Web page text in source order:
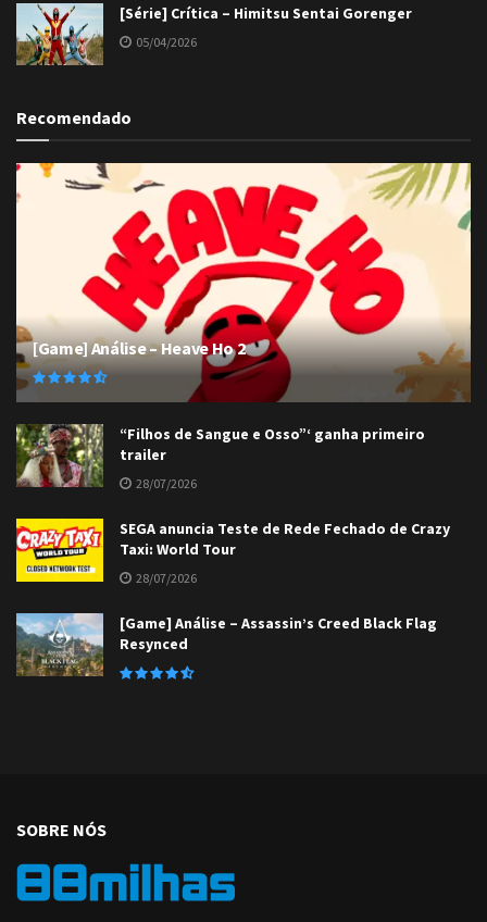
[Série] Crítica – Himitsu Sentai Gorenger
05/04/2026
Recomendado
[Game] Análise – Heave Ho 2
“Filhos de Sangue e Osso”‘ ganha primeiro
trailer
28/07/2026
SEGA anuncia Teste de Rede Fechado de Crazy
Taxi: World Tour
28/07/2026
[Game] Análise – Assassin’s Creed Black Flag
Resynced
SOBRE NÓS